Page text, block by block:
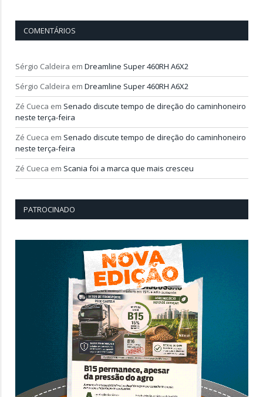
COMENTÁRIOS
Sérgio Caldeira em Dreamline Super 460RH A6X2
Sérgio Caldeira em Dreamline Super 460RH A6X2
Zé Cueca em Senado discute tempo de direção do caminhoneiro
neste terça-feira
Zé Cueca em Senado discute tempo de direção do caminhoneiro
neste terça-feira
Zé Cueca em Scania foi a marca que mais cresceu
PATROCINADO